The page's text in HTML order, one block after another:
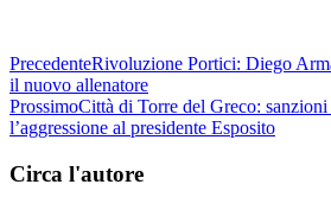
PrecedenteRivoluzione Portici: Diego
il nuovo allenatore
ProssimoCittà di Torre del Greco:
l’aggressione al presidente Esposito
Circa l'autore